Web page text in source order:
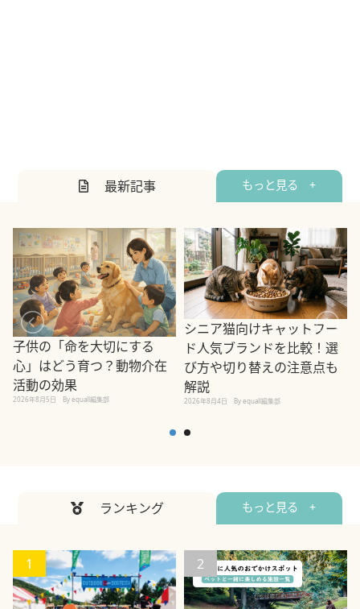
最新記事 もっと見る +
子供の「命を大切にする
心」はどう育つ？動物介在
活動の効果
2026年8月5日 By equall編集部
シニア猫向けキャットフー
ド人気ブランドを比較！選
び方や切り替えの注意点も
解説
2026年8月4日 By equall編集部
ランキング もっと見る +
1 2